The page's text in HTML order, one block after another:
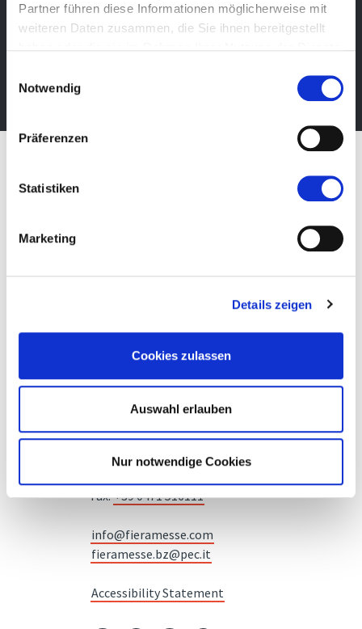
Partner führen diese Informationen möglicherweise mit
weiteren Daten zusammen, die Sie ihnen bereitgestellt
Notwendig
Präferenzen
Statistiken
Marketing
Details zeigen
Cookies zulassen
Auswahl erlauben
Nur notwendige Cookies
Bleibe über unsere Events immer up-to-date, erhalte
im Voraus nützliche Informationen! Natürlich
Newsletter abonnieren
Messe Bozen AG
Messeplatz 1 —
39100 Bozen BZ
Fax.+39 0471 516111
info@fieramesse.com
fieramesse.bz@pec.it
Accessibility Statement